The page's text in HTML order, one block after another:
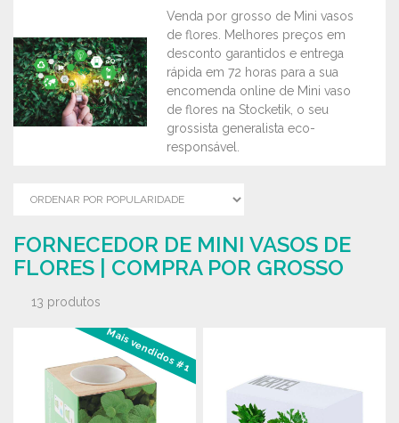
Venda por grosso de Mini vasos
de flores. Melhores preços em
desconto garantidos e entrega
rápida em 72 horas para a sua
encomenda online de Mini vaso
de flores na Stocketik, o seu
grossista generalista eco-
responsável.
FORNECEDOR DE MINI VASOS DE
FLORES | COMPRA POR GROSSO
13 produtos
Mais vendidos #1